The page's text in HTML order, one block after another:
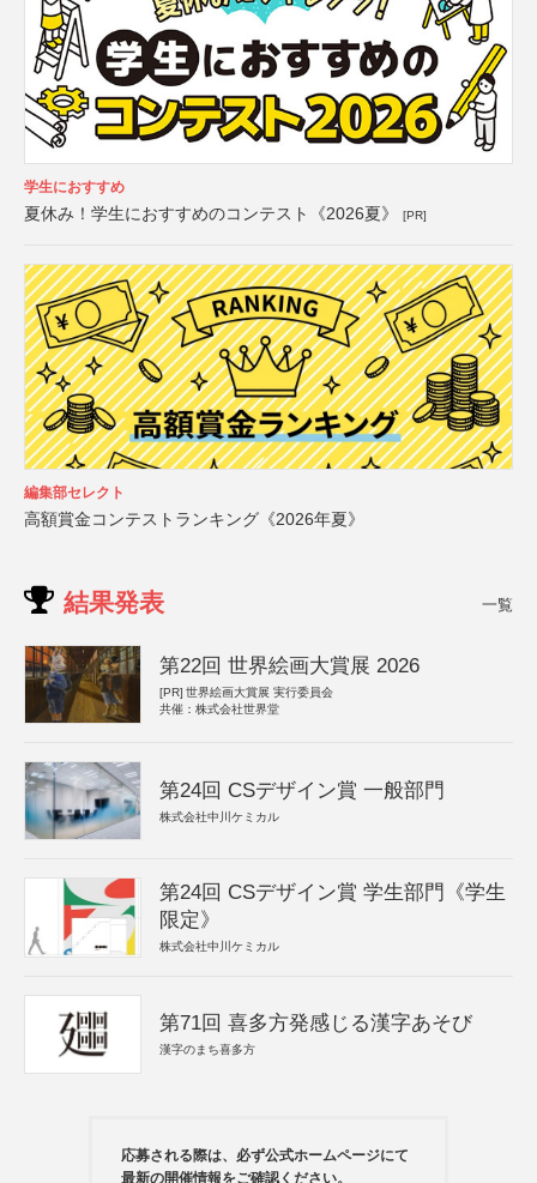
学生におすすめ
夏休み！学生におすすめのコンテスト《2026夏》 [PR]
編集部セレクト
高額賞金コンテストランキング《2026年夏》
結果発表 一覧
第22回 世界絵画大賞展 2026
[PR] 世界絵画大賞展 実行委員会
共催：株式会社世界堂
第24回 CSデザイン賞 一般部門
株式会社中川ケミカル
第24回 CSデザイン賞 学生部門《学生
限定》
株式会社中川ケミカル
第71回 喜多方発感じる漢字あそび
漢字のまち喜多方
応募される際は、必ず公式ホームページにて
最新の開催情報をご確認ください。